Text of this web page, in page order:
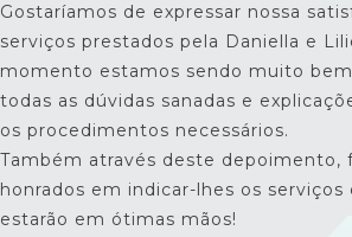
Gostaríamos de expressar nossa
serviços prestados pela Daniella e
momento estamos sendo muito
todas as dúvidas sanadas e
os procedimentos necessários.
Também através deste depoimento,
honrados em indicar-lhes os serviços
estarão em ótimas mãos!